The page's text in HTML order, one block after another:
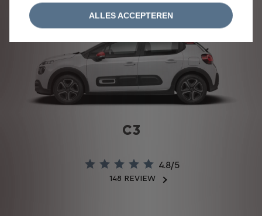
C3
4.8/5
148 REVIEW
ALLES ACCEPTEREN